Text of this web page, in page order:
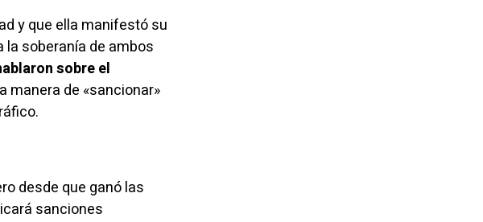
y que ella manifestó su
soberanía de ambos
sobre el
manera de «sancionar»
.
desde que ganó las
sanciones